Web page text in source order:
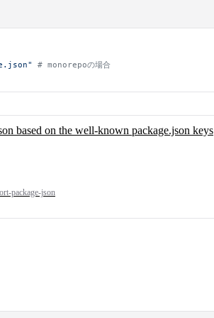
# monorepoの場合
based on the well-known package.json keys
package-json